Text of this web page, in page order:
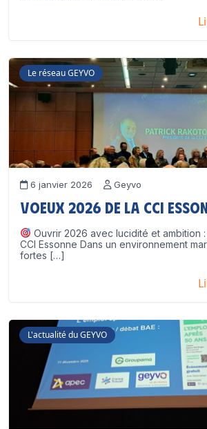
Le réseau GEYVO
6 janvier 2026 Geyvo
Voeux 2026 de la CCI
Ouvrir 2026 avec lucidité et ambition
CCI Essonne Dans un environnement
fortes […]
L'actualité du GEYVO